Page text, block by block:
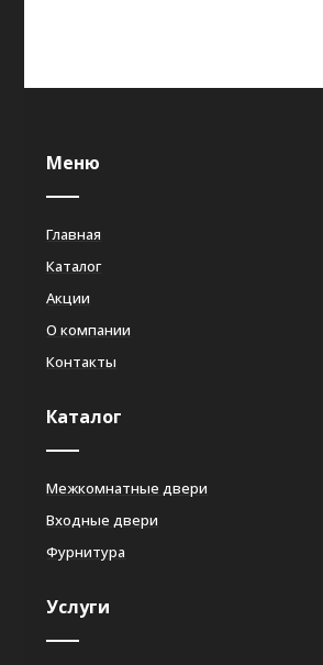
Меню
Главная
Каталог
Акции
О компании
Контакты
Каталог
Межкомнатные двери
Входные двери
Фурнитура
Услуги